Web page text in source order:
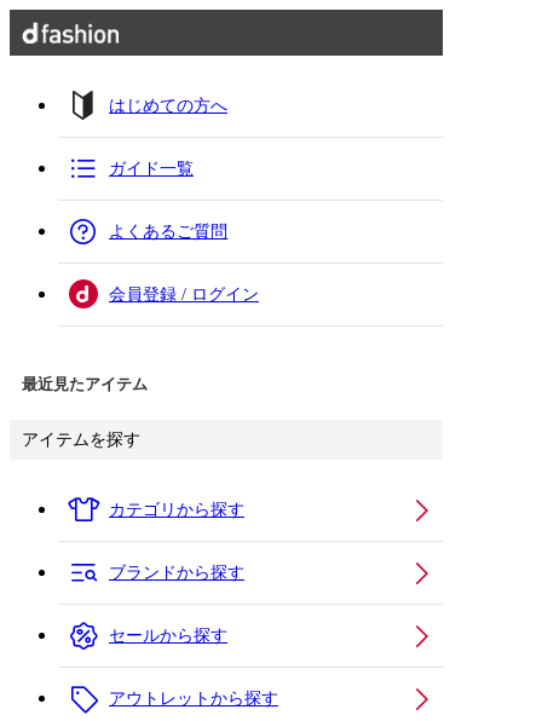
はじめての方へ
ガイド一覧
よくあるご質問
会員登録 / ログイン
最近見たアイテム
アイテムを探す
カテゴリから探す
ブランドから探す
セールから探す
アウトレットから探す